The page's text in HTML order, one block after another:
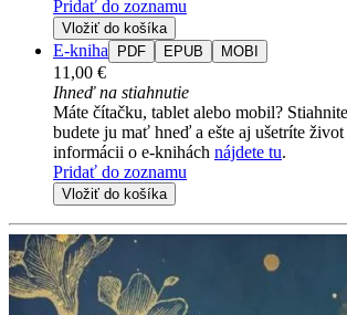
Pridať do zoznamu
Vložiť do košíka
E-kniha PDF EPUB MOBI
11,00 €
Ihneď na stiahnutie
Máte čítačku, tablet alebo mobil?
budete ju mať hneď a ešte aj ušetríte
informácii o e-knihách nájdete tu.
Pridať do zoznamu
Vložiť do košíka